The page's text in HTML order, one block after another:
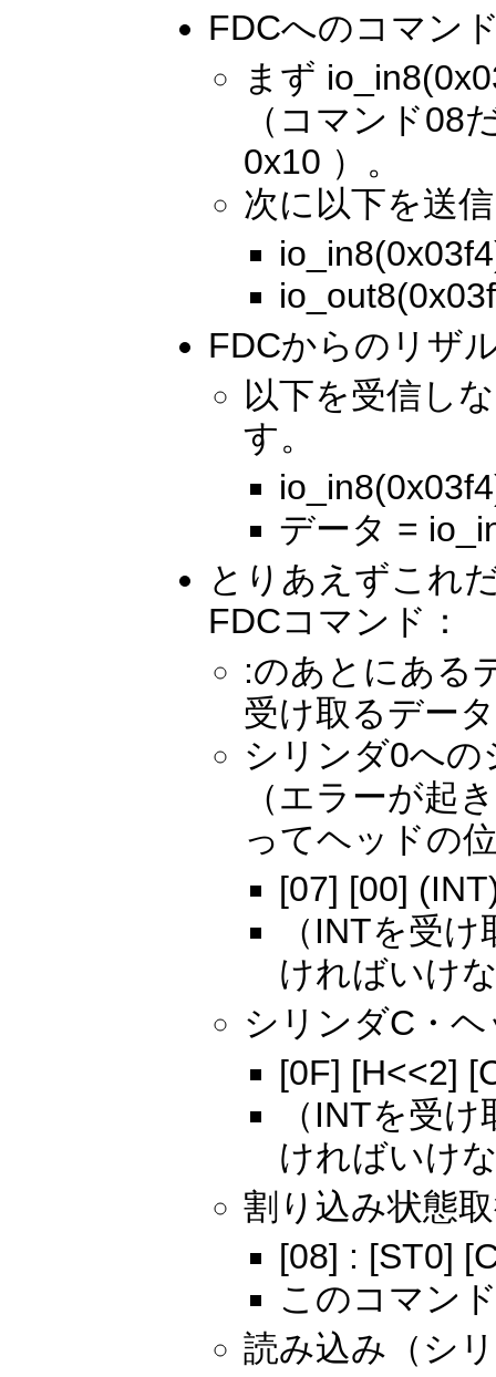
FDCへのコマン
まず
（コマンド08
0x10 ）。
次に以下を送
FDCからのリザ
以下を受信し
す。
データ =
とりあえずこれ
FDCコマンド：
:のあとにある
受け取るデー
シリンダ0へ
（エラーが起
ってヘッドの
[07] [00]
（INTを受
ければいけ
シリンダC・
[0F] [H<<2]
（INTを受
ければいけ
割り込み状態
[08] : [ST0]
このコマン
読み込み（シ